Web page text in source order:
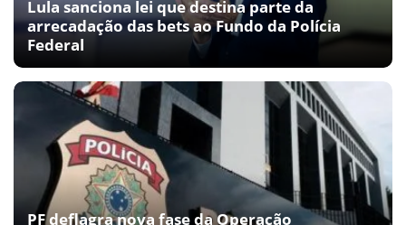
Lula sanciona lei que destina parte da
arrecadação das bets ao Fundo da Polícia
Federal
PF deflagra nova fase da Operação